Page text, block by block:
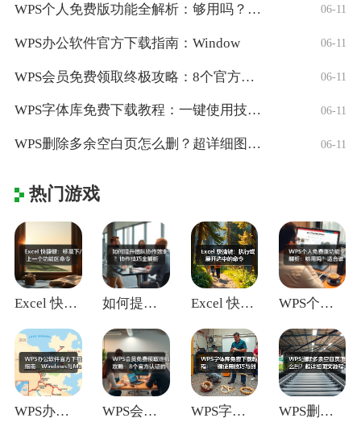
WPS个人免费版功能全解析：够用吗？适合 06-11
WPS办公软件官方下载指南：Window 06-11
WPS会员免费领取终极攻略：8个官方认证 06-11
WPS字体库免费下载教程：一键使用技巧与 06-11
WPS删除多余空白页怎么删？超详细图文教 06-11
热门游戏
Excel 快捷键：移至下/上一个功能区 如何提升团队协作效率？协作技巧全解析 Excel 快捷键：执行或展开选中的命令 WPS个人免费版功能全解析：够用吗？适合
WPS办公软件官方下载指南：Window WPS会员免费领取终极攻略：8个官方认证 WPS字体库免费下载教程：一键使用技巧与 WPS删除多余空白页怎么删？超详细图文教